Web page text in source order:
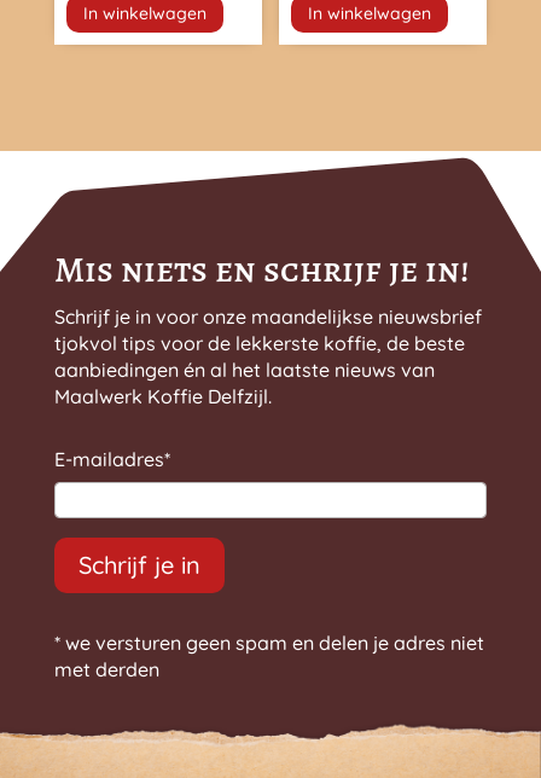
tot
€ 25,99
In winkelwagen
optie
kan
productpagina
tot
€ 16,99
In winkelwagen
optie
kan
Mis niets en schrijf je in!
Schrijf je in voor onze maandelijkse nieuwsbrief
tjokvol tips voor de lekkerste koffie, de beste
aanbiedingen én al het laatste nieuws van
Maalwerk Koffie Delfzijl.
E-mailadres*
Schrijf je in
* we versturen geen spam en delen je adres niet
met derden